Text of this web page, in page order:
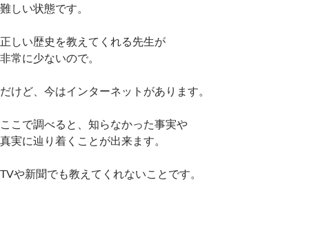
難しい状態です。
正しい歴史を教えてくれる先生が
非常に少ないので。
だけど、今はインターネットがあります。
ここで調べると、知らなかった事実や
真実に辿り着くことが出来ます。
TVや新聞でも教えてくれないことです。